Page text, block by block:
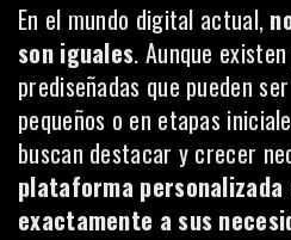
En el mundo digital actual,
son iguales. Aunque
prediseñadas que pueden
pequeños o en etapas
buscan destacar y crecer
plataforma personalizada
exactamente a sus